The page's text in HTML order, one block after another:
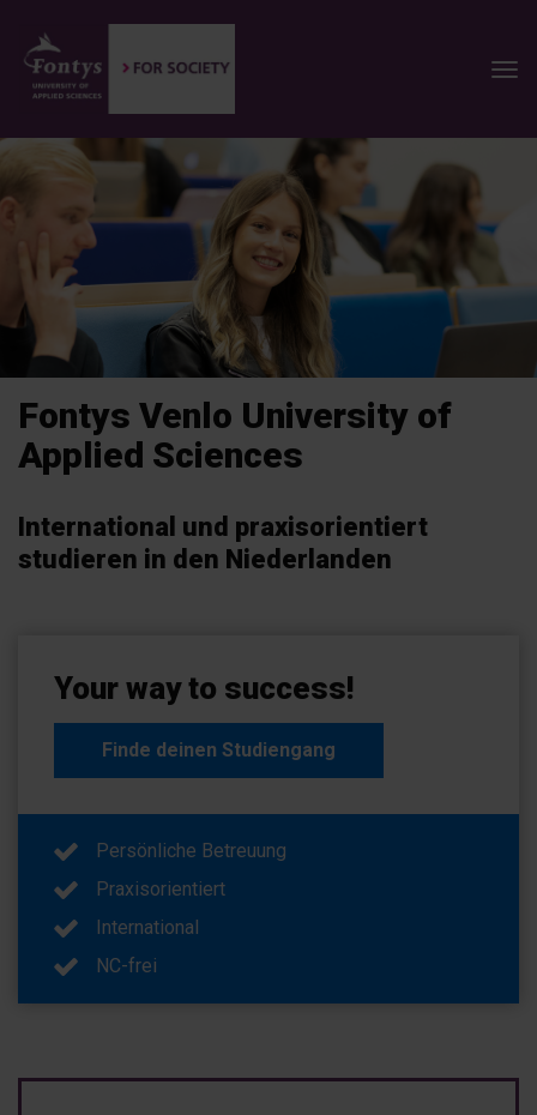
Fontys Venlo University of
Applied Sciences
International und praxisorientiert
studieren in den Niederlanden
Your way to success!
Finde deinen Studiengang
Persönliche Betreuung
Praxisorientiert
International
NC-frei